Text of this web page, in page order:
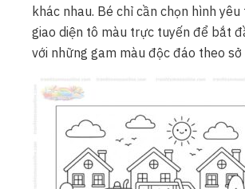
khác nhau. Bé chỉ cần chọn hình
giao diện tô màu trực tuyến để bắt
với những gam màu độc đáo theo sở